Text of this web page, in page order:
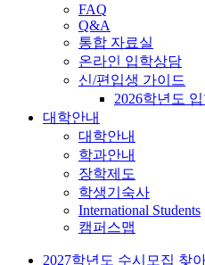
FAQ
Q&A
통합 자료실
온라인 입학상담
신/편입생 가이드
2026학년도
대학안내
대학안내
학과안내
장학제도
학생기숙사
International Students
캠퍼스맵
2027학년도 수시모집 찾